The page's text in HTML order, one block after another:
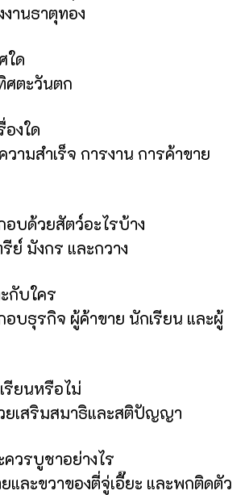
านธาตุทอง
ใด
ศตะวันตก
องใด
วามสำเร็จ การงาน การค้าขาย
อบด้วยสัตว์อะไรบ้าง
ย์ มังกร และกวาง
กับใคร
อบธุรกิจ ผู้ค้าขาย นักเรียน และผู้
รียนหรือไม่
ยเสริมสมาธิและสติปัญญา
วรบูชาอย่างไร
และขวาของตี่จู่เอี๊ยะ และพกติดตัว